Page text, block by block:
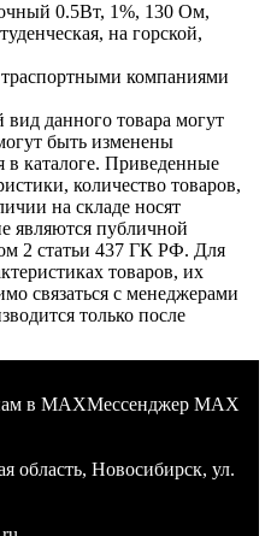
0.5Вт, 1%, 130 Ом,
на горской,
компаниями
данного товара могут
быть изменены
в каталоге. Приведенные
количество товаров,
на складе носят
являются публичной
2 статьи 437 ГК РФ. Для
товаров, их
связаться с менеджерами
только после
Мессенджер MAX
область, Новосибирск, ул.